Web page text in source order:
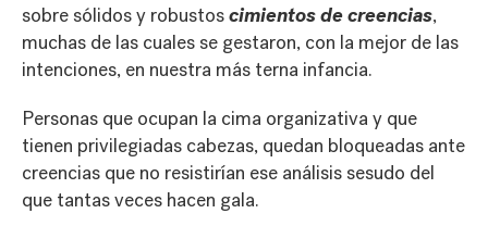
sobre sólidos y robustoscimientos de creencias,
muchas de las cuales se gestaron, con la mejor de las
intenciones, en nuestra más terna infancia.
Personas que ocupan la cima organizativa y que
tienen privilegiadas cabezas, quedan bloqueadas ante
creencias que no resistirían ese análisis sesudo del
que tantas veces hacen gala.